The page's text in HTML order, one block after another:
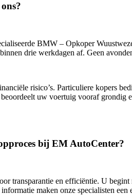
BMW – Opkoper
drie werkdagen af. Geen
risico’s. Particuliere kopers
uw voertuig vooraf grondig
bij EM AutoCenter?
transparantie en efficiëntie. U
maken onze specialisten